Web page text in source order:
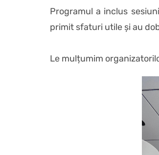
Programul a inclus
primit sfaturi utile și au
Le mulțumim